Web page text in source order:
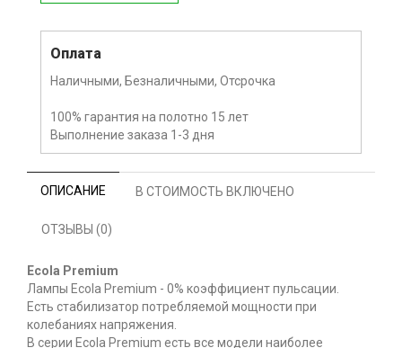
Оплата
Наличными, Безналичными, Отсрочка
100% гарантия на полотно 15 лет
Выполнение заказа 1-3 дня
ОПИСАНИЕ В СТОИМОСТЬ ВКЛЮЧЕНО
ОТЗЫВЫ (0)
Ecola Premium
Лампы Ecola Premium - 0% коэффициент пульсации.
Есть стабилизатор потребляемой мощности при
колебаниях напряжения.
В серии Ecola Premium есть все модели наиболее